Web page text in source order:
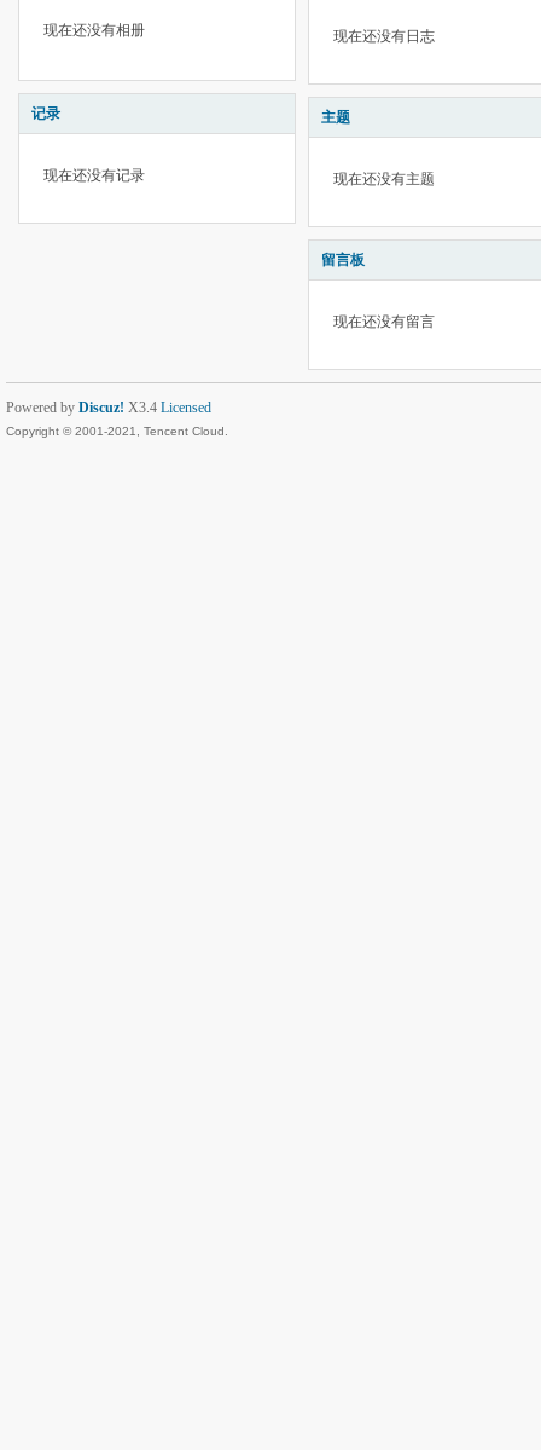
现在还没有相册
记录
现在还没有记录
现在还没有日志
主题
现在还没有主题
留言板
现在还没有留言
Powered by Discuz! X3.4 Licensed
Copyright © 2001-2021, Tencent Cloud.